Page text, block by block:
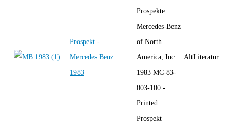
Prospekt -
Mercedes Benz
1983
Prospekte
Mercedes-Benz
of North
America, Inc.
1983 MC-83-
003-100 -
Printed...
AltLiteratur
Prospekt